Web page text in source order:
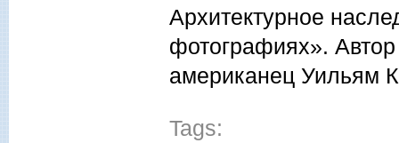
Архитектурное
фотографиях».
американец Уильям
Tags: